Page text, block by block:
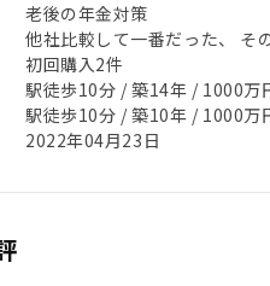
老後の年金対策
他社比較して一番だった、 そ
初回購入2件
駅徒歩10分 / 築14年 / 1000万
駅徒歩10分 / 築10年 / 1000万
2022年04月23日